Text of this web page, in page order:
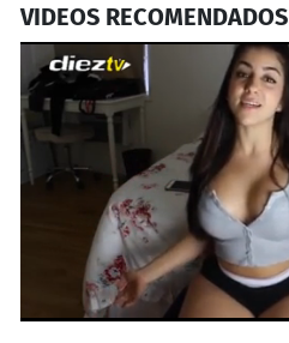
VIDEOS RECOMENDADOS